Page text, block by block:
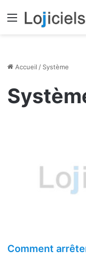
Menu
Accueil / Système
Comment